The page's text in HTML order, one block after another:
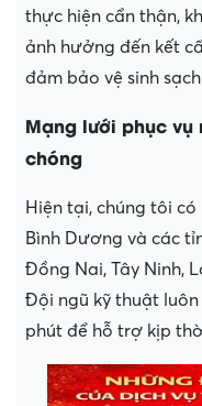
thực hiện cẩn thận,
ảnh hưởng đến kết
đảm bảo vệ sinh
Mạng lưới phục vụ
chóng
Hiện tại, chúng tôi
Bình Dương và các
Đồng Nai, Tây Ninh,
Đội ngũ kỹ thuật luôn
phút để hỗ trợ kịp